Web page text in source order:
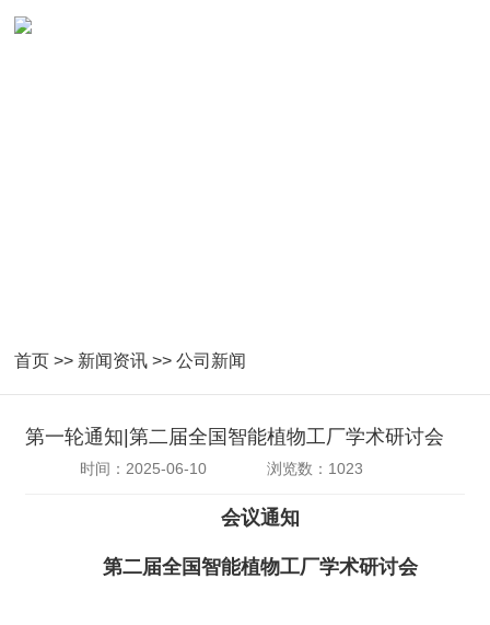
首页 >> 新闻资讯 >>公司新闻
第一轮通知|第二届全国智能植物工厂学术研讨会
时间：2025-06-10 浏览数：1023
会议通知
第二届全国智能植物工厂学术研讨会